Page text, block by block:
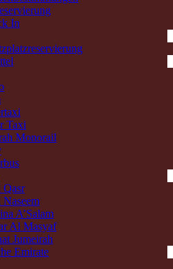
In
Taxi
Monorail
Qasr
A’Salam
Al Masyaf
Jumeirah
Emirate